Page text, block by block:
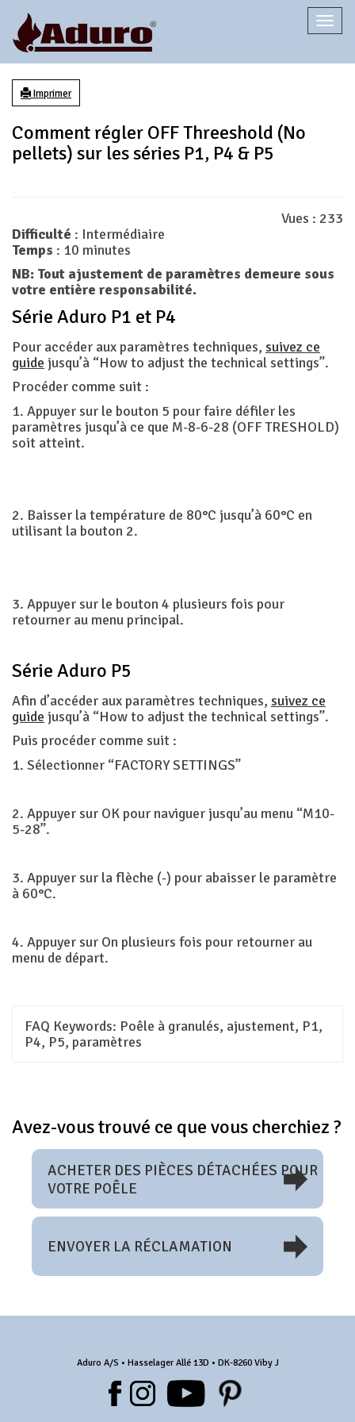
Imprimer
Comment régler OFF Threeshold (No
pellets) sur les séries P1, P4 & P5
Vues : 233
Difficulté : Intermédiaire
Temps : 10 minutes
NB: Tout ajustement de paramètres demeure sous
votre entière responsabilité.
Série Aduro P1 et P4
Pour accéder aux paramètres techniques, suivez ce
guide jusqu’à “How to adjust the technical settings”.
Procéder comme suit :
1. Appuyer sur le bouton 5 pour faire défiler les
paramètres jusqu’à ce que M-8-6-28 (OFF TRESHOLD)
soit atteint.
2. Baisser la température de 80°C jusqu’à 60°C en
utilisant la bouton 2.
3. Appuyer sur le bouton 4 plusieurs fois pour
retourner au menu principal.
Série Aduro P5
Afin d’accéder aux paramètres techniques, suivez ce
guide jusqu’à “How to adjust the technical settings”.
Puis procéder comme suit :
1. Sélectionner “FACTORY SETTINGS”
2. Appuyer sur OK pour naviguer jusqu’au menu “M10-
5-28”.
3. Appuyer sur la flèche (-) pour abaisser le paramètre
à 60°C.
4. Appuyer sur On plusieurs fois pour retourner au
menu de départ.
FAQ Keywords: Poêle à granulés, ajustement, P1,
P4, P5, paramètres
Avez-vous trouvé ce que vous cherchiez ?
ACHETER DES PIÈCES DÉTACHÉES POUR
VOTRE POÊLE
ENVOYER LA RÉCLAMATION
Aduro A/S • Hasselager Allé 13D • DK-8260 Viby J